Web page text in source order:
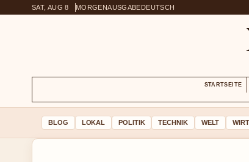
SAT, AUG 8 MORGENAUSGABEDEUTSCH
STARTSEITE
BLOG LOKAL POLITIK TECHNIK WELT